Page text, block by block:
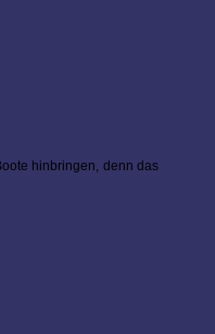
hinbringen, denn das